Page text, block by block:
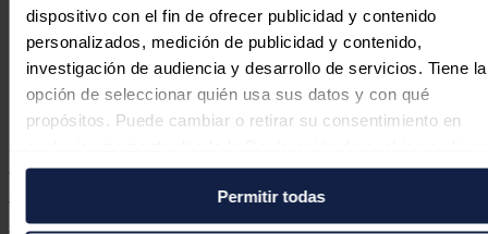
dispositivo con el fin de ofrecer publicidad y contenido
personalizados, medición de publicidad y contenido,
investigación de audiencia y desarrollo de servicios. Tiene la
opción de seleccionar quién usa sus datos y con qué
propósitos. Puede cambiar o retirar su consentimiento en
en el Menú de consentimiento.
Si lo permite, también quisiéramos:
Permitir todas
Sungrow Renewables desarrolla una
cartera de 342 MW de proyectos de
almacenamiento energético en España